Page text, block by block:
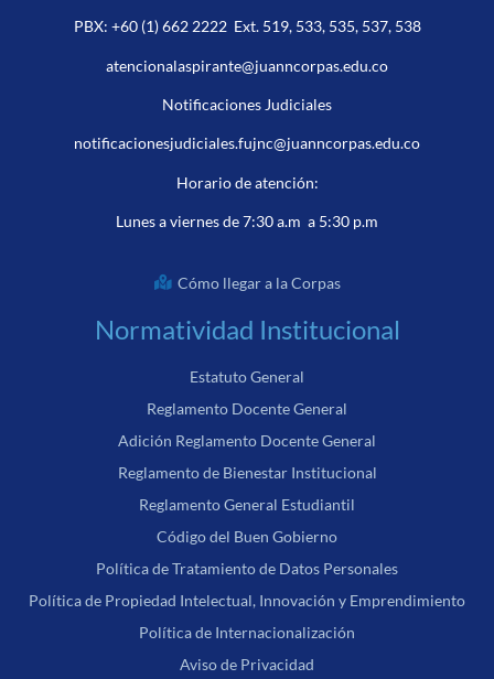
PBX: +60 (1) 662 2222Ext. 519, 533, 535, 537, 538
atencionalaspirante@juanncorpas.edu.co
Notificaciones Judiciales
notificacionesjudiciales.fujnc@juanncorpas.edu.co
Horario de atención:
Lunes a viernes de 7:30 a.m a 5:30 p.m
Cómo llegar a la Corpas
Normatividad Institucional
Estatuto General
Reglamento Docente General
Adición Reglamento Docente General
Reglamento de Bienestar Institucional
Reglamento General Estudiantil
Código del Buen Gobierno
Política de Tratamiento de Datos Personales
Política de Propiedad Intelectual, Innovación y Emprendimiento
Política de Internacionalización
Aviso de Privacidad